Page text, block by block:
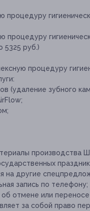
процедуру
процедуру
5325 руб.)
процедуру
(удаление зубного
производства
на другие
запись по телефону;
отмене или переносе
за собой право